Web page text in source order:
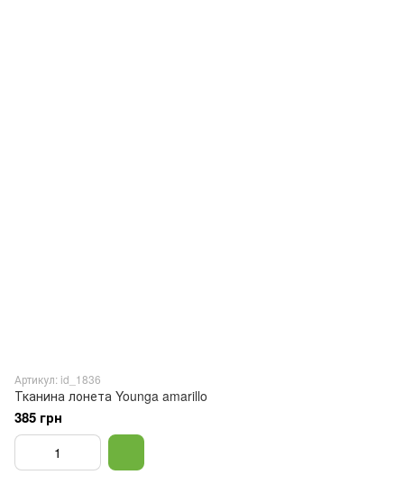
Артикул: id_1836
Тканина лонета Younga amarillo
385 грн